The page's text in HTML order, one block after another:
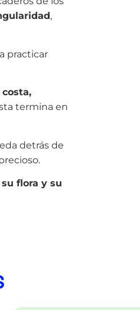
,
practicar
termina en
detrás de
flora y su